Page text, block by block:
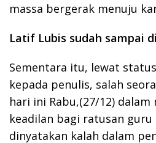
massa bergerak menuju
Latif Lubis sudah sampai
Sementara itu, lewat
kepada penulis, salah
hari ini Rabu,(27/12)
keadilan bagi ratusan
dinyatakan kalah dalam